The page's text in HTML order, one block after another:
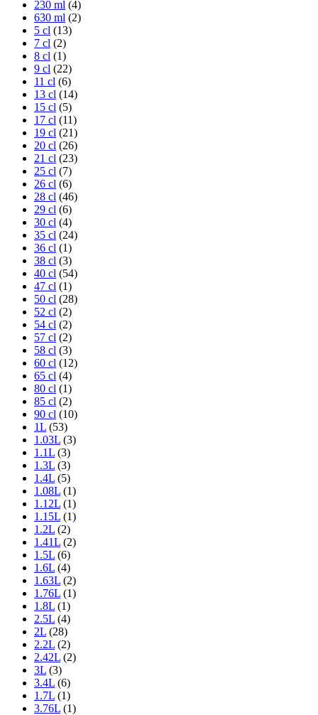
230 ml (4)
630 ml (2)
5 cl (13)
7 cl (2)
8 cl (1)
9 cl (22)
11 cl (6)
13 cl (14)
15 cl (5)
17 cl (11)
19 cl (21)
20 cl (26)
21 cl (23)
25 cl (7)
26 cl (6)
28 cl (46)
29 cl (6)
30 cl (4)
35 cl (24)
36 cl (1)
38 cl (3)
40 cl (54)
47 cl (1)
50 cl (28)
52 cl (2)
54 cl (2)
57 cl (2)
58 cl (3)
60 cl (12)
65 cl (4)
80 cl (1)
85 cl (2)
90 cl (10)
1L (53)
1.03L (3)
1.1L (3)
1.3L (3)
1.4L (5)
1.08L (1)
1.12L (1)
1.15L (1)
1.2L (2)
1.41L (2)
1.5L (6)
1.6L (4)
1.63L (2)
1.76L (1)
1.8L (1)
2.5L (4)
2L (28)
2.2L (2)
2.42L (2)
3L (3)
3.4L (6)
1.7L (1)
3.76L (1)